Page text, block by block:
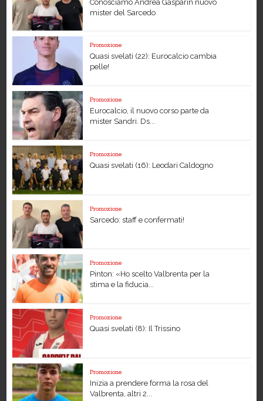
Conosciamo Andrea Gasparin nuovo
mister del Sarcedo
Promozione
Quasi svelati (22): Eurocalcio cambia
pelle!
Promozione
Eurocalcio, il nuovo corso parte da
mister Sandri. Ds...
Promozione
Quasi svelati (16): Leodari Caldogno
Promozione
Sarcedo: staff e confermati!
Promozione
Pinton: «Ho scelto Valbrenta per la
stima e la fiducia...
Promozione
Quasi svelati (8): Il Trissino
Promozione
Inizia a prendere forma la rosa del
Valbrenta, altri 2...